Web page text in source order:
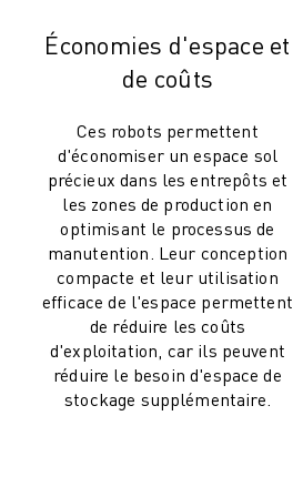
PEINTURE
INSPECTION DE LA VISION
DÉCOUPAGE PAR FIL EDM
TÉMOIGNAGES
SERVICE CLIENTÈLE
SERVICE CLIENTÈLE
FANUC PLANS
TERRAIN ET MAINTENANCE
SUPPORT TECHNIQUE À DISTANCE
PIÈCES DE RECHANGE
REMISE À NEUF
Économies d'espace et
de coûts
Ces robots permettent
d'économiser un espace sol
précieux dans les entrepôts et
les zones de production en
optimisant le processus de
manutention. Leur conception
compacte et leur utilisation
efficace de l'espace permettent
de réduire les coûts
d'exploitation, car ils peuvent
réduire le besoin d'espace de
stockage supplémentaire.